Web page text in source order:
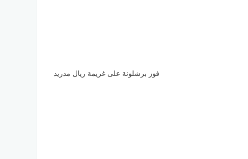
فوز برشلونة على غريمة ريال مدريد